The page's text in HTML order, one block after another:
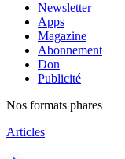
Newsletter
Apps
Magazine
Abonnement
Don
Publicité
Nos formats phares
Articles